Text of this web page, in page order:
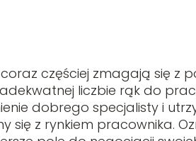
coraz częściej zmagają się
liczbie rąk do
dobrego specjalisty i
się z rynkiem pracownika.